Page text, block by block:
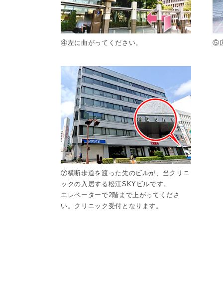
④左に曲がってください。 ⑤
⑦横断歩道を渡った先のビルが、当クリニ
ックの入居する松江SKYビルです。
エレベーターで2階まで上がってくださ
い。クリニック受付となります。